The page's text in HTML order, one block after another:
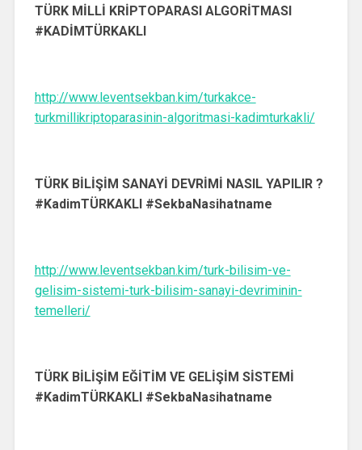
TÜRK MİLLİ KRİPTOPARASI ALGORİTMASI
#KADİMTÜRKAKLI
http://www.leventsekban.kim/turkakce-
turkmillikriptoparasinin-algoritmasi-kadimturkakli/
TÜRK BİLİŞİM SANAYİ DEVRİMİ NASIL YAPILIR ?
#KadimTÜRKAKLI #SekbaNasihatname
http://www.leventsekban.kim/turk-bilisim-ve-
gelisim-sistemi-turk-bilisim-sanayi-devriminin-
temelleri/
TÜRK BİLİŞİM EĞİTİM VE GELİŞİM SİSTEMİ
#KadimTÜRKAKLI #SekbaNasihatname